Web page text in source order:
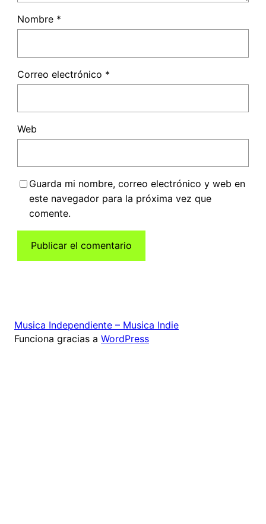
Nombre *
Correo electrónico *
Web
Guarda mi nombre, correo electrónico y web en
este navegador para la próxima vez que
comente.
Musica Independiente – Musica Indie
Funciona gracias a WordPress